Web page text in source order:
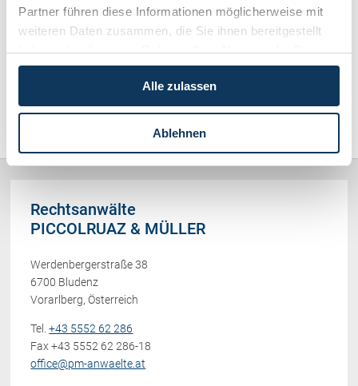
Partner führen diese Informationen möglicherweise mit
weiteren Daten zusammen, die Sie ihnen bereitgestellt
haben oder die sie im Rahmen Ihrer Nutzung der Dienste
gesammelt haben.
Alle zulassen
Ablehnen
Schadenersatz / Schmerzensgeld / Gewährleistung (417)
Familienrecht / Eherecht / Erbrecht (169)
Sonstiges (478)
Rechtsanwälte
PICCOLRUAZ & MÜLLER
Werdenbergerstraße 38
6700 Bludenz
Vorarlberg, Österreich
Tel.+43 5552 62 286
Fax +43 5552 62 286-18
office@pm-anwaelte.at